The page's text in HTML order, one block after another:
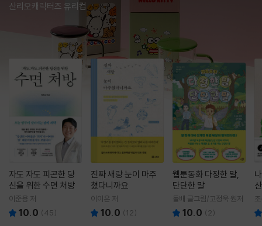
산리오캐릭터즈 유리컵
자도 자도 피곤한 당
신을 위한 수면 처방
이준용 저
10.0 (45)
진짜 새랑 눈이 마주
쳤다니까요
이이은 저
10.0 (12)
웹툰동화 다정한 말,
단단한 말
돌배 글그림/고정욱 원저
10.0 ( 2)